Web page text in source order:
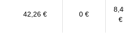
42,26 € 0 €
€